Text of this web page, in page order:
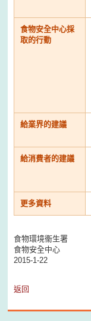
食物安全中心採
取的行動
給業界的建議
給消費者的建議
更多資料
食物環境衞生署
食物安全中心
2015-1-22
返回